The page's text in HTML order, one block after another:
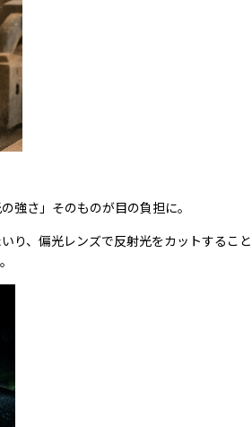
強さ」そのものが目の負担に。
り、偏光レンズで反射光をカットするこ